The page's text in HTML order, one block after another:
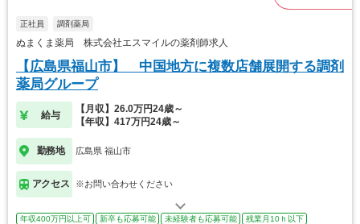
正社員 調剤薬局
ぬまくま薬局 株式会社エスマイルの薬剤師求人
【広島県福山市】 中国地方に複数店舗展開する調剤
薬局グループ
給与
【月収】26.0万円24歳～
【年収】417万円24歳～
勤務地 広島県 福山市
アクセス ※お問い合わせください
年収400万円以上可 新卒も応募可能 未経験者も応募可能
残業月10ｈ以下